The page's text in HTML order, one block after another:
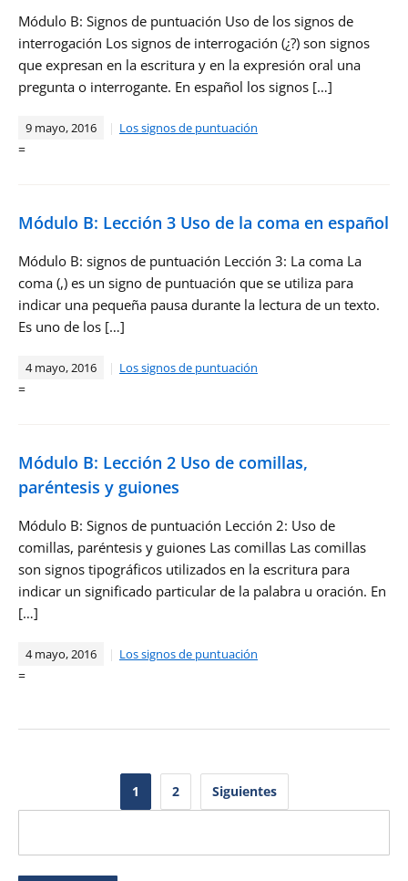
Módulo B: Signos de puntuación Uso de los signos de
interrogación Los signos de interrogación (¿?) son signos
que expresan en la escritura y en la expresión oral una
pregunta o interrogante. En español los signos […]
9 mayo, 2016 Los signos de puntuación
=
Módulo B: Lección 3 Uso de la coma en español
Módulo B: signos de puntuación Lección 3: La coma La
coma (,) es un signo de puntuación que se utiliza para
indicar una pequeña pausa durante la lectura de un texto.
Es uno de los […]
4 mayo, 2016 Los signos de puntuación
=
Módulo B: Lección 2 Uso de comillas,
paréntesis y guiones
Módulo B: Signos de puntuación Lección 2: Uso de
comillas, paréntesis y guiones Las comillas Las comillas
son signos tipográficos utilizados en la escritura para
indicar un significado particular de la palabra u oración. En
[…]
4 mayo, 2016 Los signos de puntuación
=
Paginación
entradas
1 2 Siguientes